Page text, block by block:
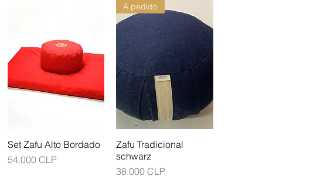
Set Zafu Alto Bordado
Precio
54.000 CLP
A pedido
Zafu Tradicional
schwarz
Precio
38.000 CLP